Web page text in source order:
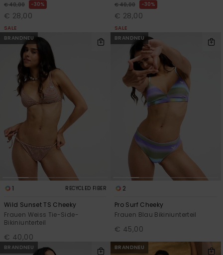
€ 40,00 30%
€ 28,00
SALE
€ 40,00 30%
€ 28,00
SALE
BRANDNEU
1 RECYCLED FIBER
Wild Sunset TS Cheeky
Frauen Weiss Tie-Side-
Bikiniunterteil
€ 40,00
BRANDNEU
2
Pro Surf Cheeky
Frauen Blau Bikiniunterteil
€ 45,00
BRANDNEU BRANDNEU